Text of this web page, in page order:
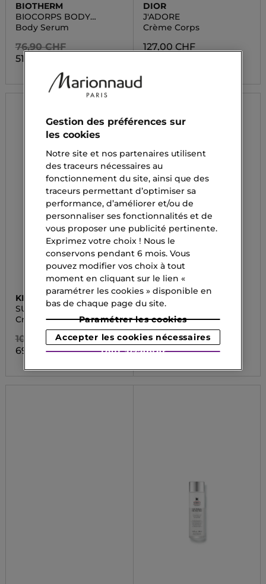
BIOTHERM
BIOCORPS BODY
SERUM
Body Serum
76,90 CHF
51,50 CHF
DIOR
J'ADORE
Crème Corps
127,00 CHF
KIEHL'S
SUPER MULTI-
CORRECTIVE
Crème
104,00 CHF
69,70 CHF
VANESSIUM SUNCARE
SKIN SUN
Autobronzant
18,80 CHF
Gestion des préférences sur
les cookies
Notre site et nos partenaires utilisent
des traceurs nécessaires au
fonctionnement du site, ainsi que des
traceurs permettant d’optimiser sa
performance, d’améliorer et/ou de
personnaliser ses fonctionnalités et de
vous proposer une publicité pertinente.
Exprimez votre choix ! Nous le
conservons pendant 6 mois. Vous
pouvez modifier vos choix à tout
moment en cliquant sur le lien «
paramétrer les cookies » disponible en
bas de chaque page du site.
Paramétrer les cookies
Accepter les cookies nécessaires
Tout accepter